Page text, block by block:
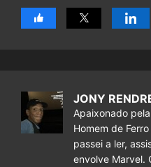
JONY
Apaixonado
Homem de
passei a ler,
envolve Marvel.